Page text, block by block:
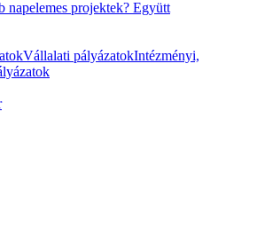
napelemes projektek? Együtt
Vállalati pályázatokIntézményi,